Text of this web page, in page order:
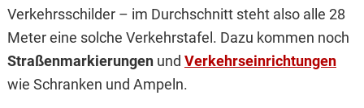
Verkehrsschilder – im Durchschnitt steht also alle 28
Meter eine solche Verkehrstafel. Dazu kommen noch
Straßenmarkierungenund Verkehrseinrichtungen
wie Schranken und Ampeln.